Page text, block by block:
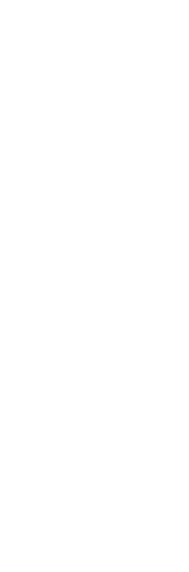
【医薬
泡 NOT